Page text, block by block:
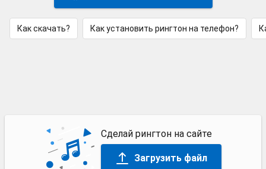
Как скачать? Как установить рингтон на телефон?
Сделай рингтон на сайте
Загрузить файл